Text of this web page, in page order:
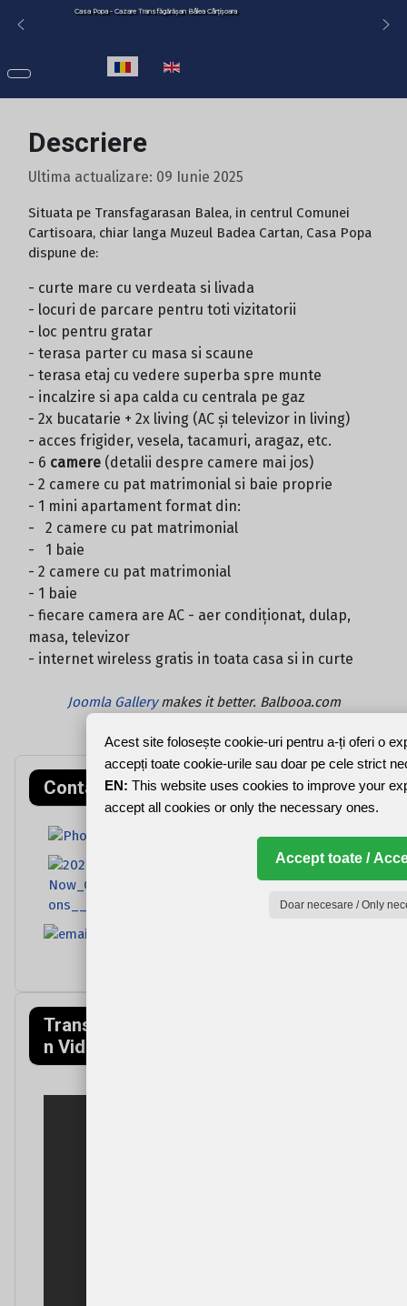
Casa Popa - Cazare Transfăgărășan Bâlea Cârțișoara
Selectați limba dvs
Descriere
Ultima actualizare: 09 Iunie 2025
Situata pe Transfagarasan Balea, in centrul Comunei
Cartisoara, chiar langa Muzeul Badea Cartan, Casa Popa
dispune de:
- curte mare cu verdeata si livada
- locuri de parcare pentru toti vizitatorii
- loc pentru gratar
- terasa parter cu masa si scaune
- terasa etaj cu vedere superba spre munte
- incalzire si apa calda cu centrala pe gaz
- 2x bucatarie + 2x living (AC și televizor in living)
- acces frigider, vesela, tacamuri, aragaz, etc.
- 6 camere (detalii despre camere mai jos)
- 2 camere cu pat matrimonial si baie proprie
- 1 mini apartament format din:
- 2 camere cu pat matrimonial
- 1 baie
- 2 camere cu pat matrimonial
- 1 baie
- fiecare camera are AC - aer condiționat, dulap,
masa, televizor
- internet wireless gratis in toata casa si in curte
Joomla Gallerymakes it better. Balbooa.com
Contact rapid
Transfagarasa
n Video
Acest site folosește cookie-uri pentru a-ți oferi o
accepți toate cookie-urile sau doar pe cele strict
EN: This website uses cookies to improve your
accept all cookies or only the necessary ones.
Accept toate /
Doar necesare / Only